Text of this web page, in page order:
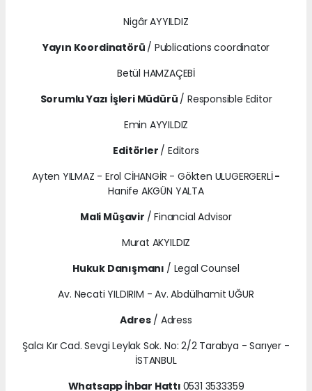
Nigâr AYYILDIZ
Yayın Koordinatörü / Publications coordinator
Betül HAMZAÇEBİ
Sorumlu Yazı İşleri Müdürü / Responsible Editor
Emin AYYILDIZ
Editörler / Editors
Ayten YILMAZ - Erol CİHANGİR - Gökten ULUGERGERLİ-
Hanife AKGÜN YALTA
Mali Müşavir / Financial Advisor
Murat AKYILDIZ
Hukuk Danışmanı / Legal Counsel
Av. Necati YILDIRIM - Av. Abdülhamit UĞUR
Adres/ Adress
Şalcı Kır Cad. Sevgi Leylak Sok. No: 2/2 Tarabya - Sarıyer -
İSTANBUL
Whatsapp İhbar Hattı 0531 3533359